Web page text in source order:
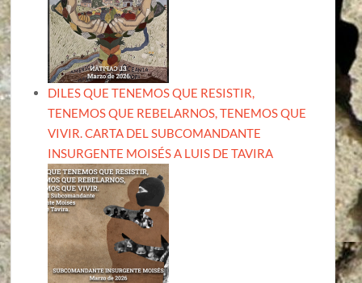
DILES QUE TENEMOS QUE RESISTIR,
TENEMOS QUE REBELARNOS, TENEMOS QUE
VIVIR. CARTA DEL SUBCOMANDANTE
INSURGENTE MOISÉS A LUIS DE TAVIRA